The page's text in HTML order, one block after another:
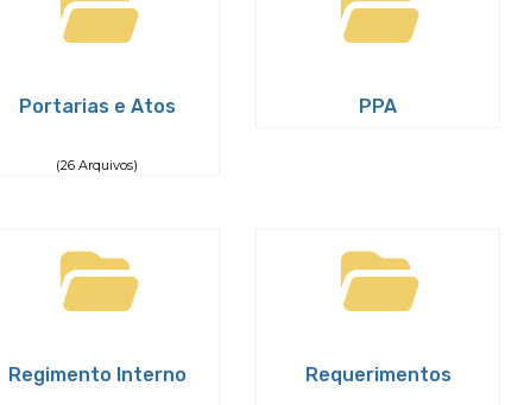
Portarias e Atos
(26 Arquivos)
PPA
Regimento Interno Requerimentos